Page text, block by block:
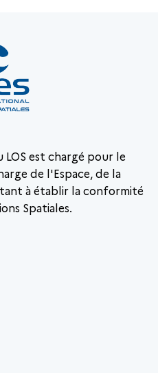
LOS est chargé pour le
de l'Espace, de la
à établir la conformité
Spatiales.